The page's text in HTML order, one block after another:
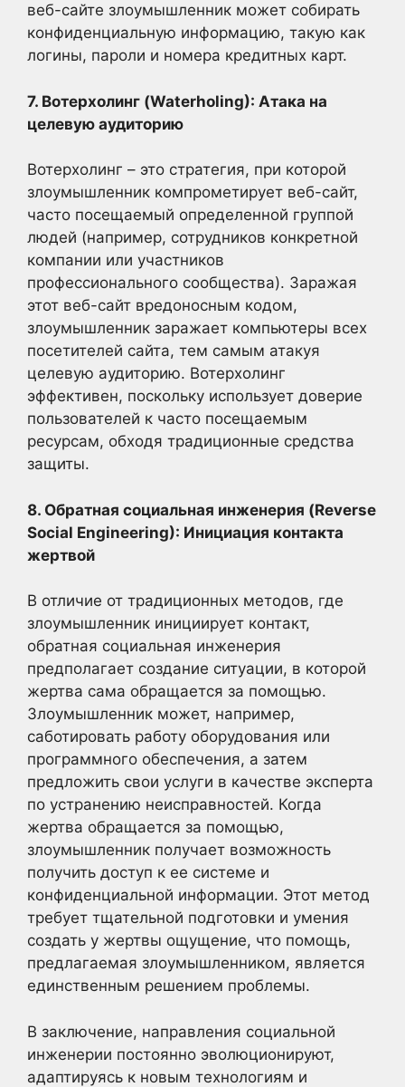
веб-сайте злоумышленник может собирать
конфиденциальную информацию, такую как
логины, пароли и номера кредитных карт.
7. Вотерхолинг (Waterholing): Атака на
целевую аудиторию
Вотерхолинг – это стратегия, при которой
злоумышленник компрометирует веб-сайт,
часто посещаемый определенной группой
людей (например, сотрудников конкретной
компании или участников
профессионального сообщества). Заражая
этот веб-сайт вредоносным кодом,
злоумышленник заражает компьютеры всех
посетителей сайта, тем самым атакуя
целевую аудиторию. Вотерхолинг
эффективен, поскольку использует доверие
пользователей к часто посещаемым
ресурсам, обходя традиционные средства
защиты.
8. Обратная социальная инженерия (Reverse
Social Engineering): Инициация контакта
жертвой
В отличие от традиционных методов, где
злоумышленник инициирует контакт,
обратная социальная инженерия
предполагает создание ситуации, в которой
жертва сама обращается за помощью.
Злоумышленник может, например,
саботировать работу оборудования или
программного обеспечения, а затем
предложить свои услуги в качестве эксперта
по устранению неисправностей. Когда
жертва обращается за помощью,
злоумышленник получает возможность
получить доступ к ее системе и
конфиденциальной информации. Этот метод
требует тщательной подготовки и умения
создать у жертвы ощущение, что помощь,
предлагаемая злоумышленником, является
единственным решением проблемы.
В заключение, направления социальной
инженерии постоянно эволюционируют,
адаптируясь к новым технологиям и